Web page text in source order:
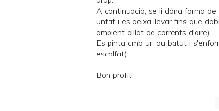
A continuació, se li dóna forma de
untat i es deixa llevar fins que
ambient aïllat de corrents d'aire).
Es pinta amb un ou batut i
escalfat).
Bon profit!